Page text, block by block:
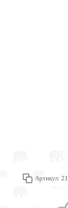
Артикул: